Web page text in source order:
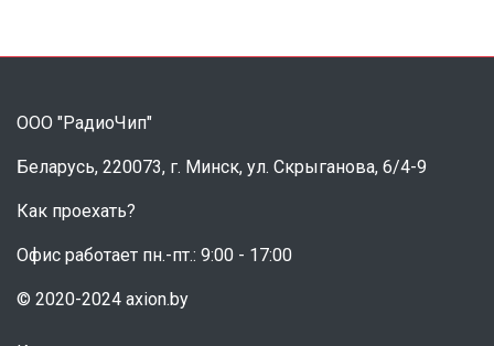
ООО "РадиоЧип"
Беларусь, 220073, г. Минск, ул. Скрыганова, 6/4-9
Как проехать?
Офис работает пн.-пт.: 9:00 - 17:00
© 2020-2024 axion.by